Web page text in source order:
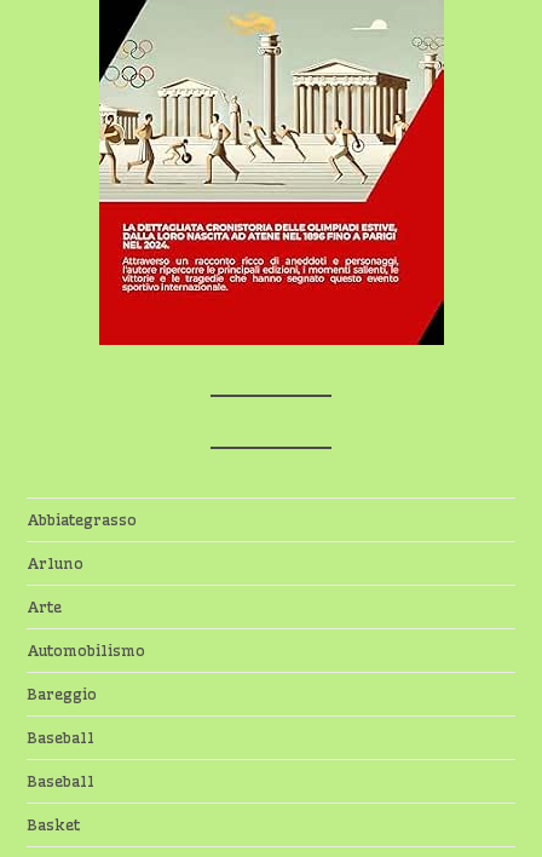
Abbiategrasso
Arluno
Arte
Automobilismo
Bareggio
Baseball
Baseball
Basket